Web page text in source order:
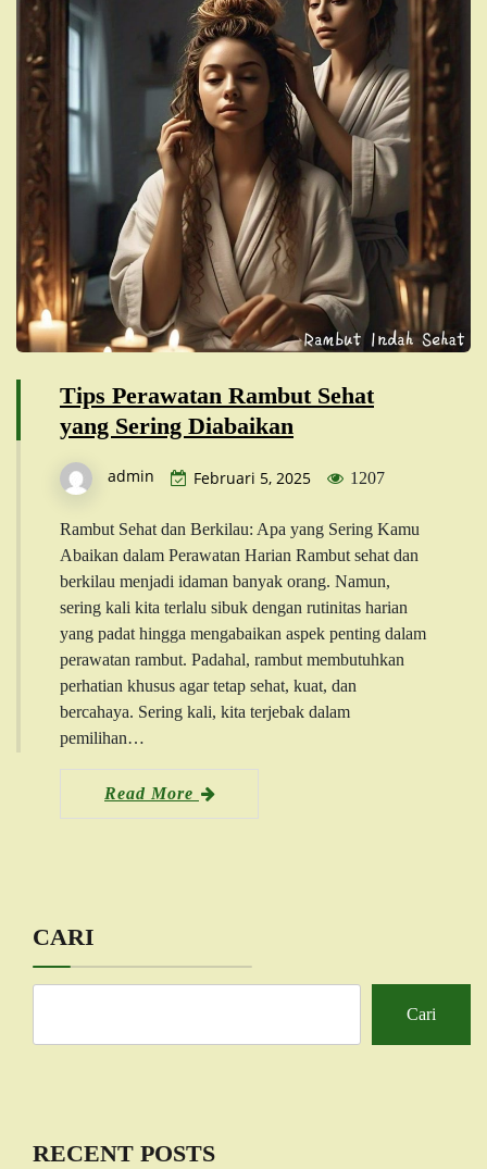
Tips Perawatan Rambut Sehat
yang Sering Diabaikan
admin Februari 5, 2025 1207
Rambut Sehat dan Berkilau: Apa yang Sering Kamu
Abaikan dalam Perawatan Harian Rambut sehat dan
berkilau menjadi idaman banyak orang. Namun,
sering kali kita terlalu sibuk dengan rutinitas harian
yang padat hingga mengabaikan aspek penting dalam
perawatan rambut. Padahal, rambut membutuhkan
perhatian khusus agar tetap sehat, kuat, dan
bercahaya. Sering kali, kita terjebak dalam
pemilihan…
Read More
CARI
Cari
RECENT POSTS